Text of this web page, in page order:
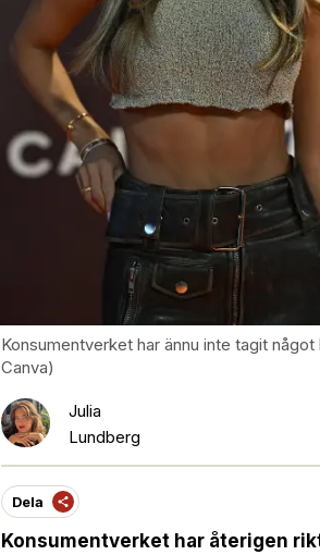
Konsumentverket har ännu inte tagit
Canva)
Julia
Lundberg
Dela
Konsumentverket har återigen